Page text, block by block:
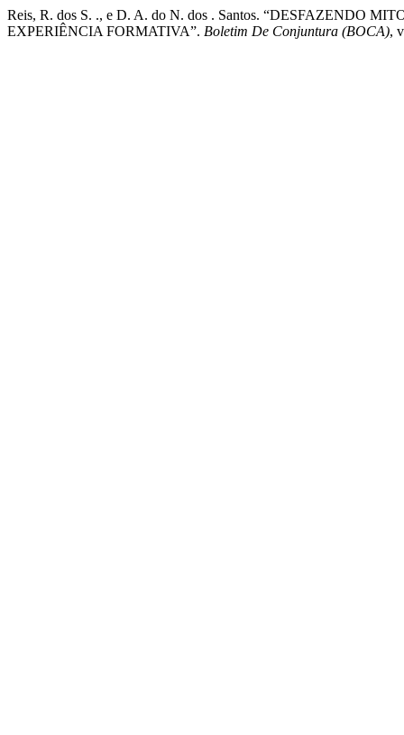
Reis, R. dos S. ., e D. A. do N. dos . Santos. “DESFAZENDO
EXPERIÊNCIA FORMATIVA”. Boletim De Conjuntura (BOCA),